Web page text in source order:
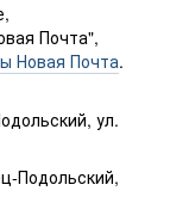
Почта",
Новая Почта.
ул.
Подольский,